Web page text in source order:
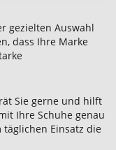
gezielten Auswahl
dass Ihre Marke
Sie gerne und hilft
Ihre Schuhe genau
Einsatz die